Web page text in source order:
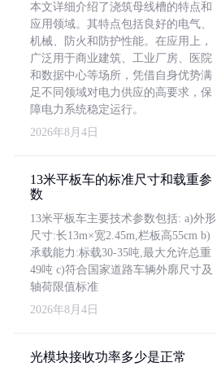
本文详细介绍了浇筑母线槽的特点和
应用领域。其特点包括良好的电气、
机械、防火和防护性能。在应用上，
广泛用于商业建筑、工业厂房、医院
和数据中心等场所，凭借自身优势满
足不同领域对电力供应的高要求，保
障电力系统稳定运行。
2026年8月4日
13米平板车的标准尺寸和载重参
数
13米平板车主要技术参数包括: a)外形
尺寸:长13m×宽2.45m,栏板高55cm b)
承载能力:标载30-35吨,最大允许总重
49吨 c)符合国家道路车辆外廓尺寸及
轴荷限值标准
2026年8月4日
光模块接收功率多少是正常